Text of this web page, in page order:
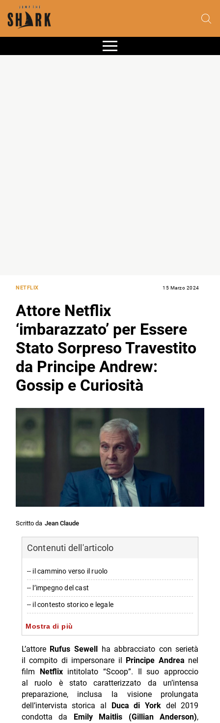
NETFLIX 15 Marzo 2024
Attore Netflix
‘imbarazzato’ per Essere
Stato Sorpreso Travestito
da Principe Andrew:
Gossip e Curiosità
Scritto da Jean Claude
Contenuti dell'articolo
-- il cammino verso il ruolo
-- l’impegno del cast
-- il contesto storico e legale
-- progetti correlati e diffusione
-- Scopri di più da Jump the shark
- Outer Banks 5 stagione finale dal 20 agosto Netflix
- J. Edgar dal 13 agosto su Netflix: biopic Eastwood
- The Last House dal 7 agosto su Netflix: trama e
cast
Mostra di più
L’attore Rufus Sewellha abbracciato con serietà
il compito di impersonare il Principe Andrea nel
film Netflixintitolato “Scoop”. Il suo approccio
al ruolo è stato caratterizzato da un’intensa
preparazione, inclusa la visione prolungata
dell’intervista storica al Duca di Yorkdel 2019
condotta da Emily Maitlis (Gillian Anderson),